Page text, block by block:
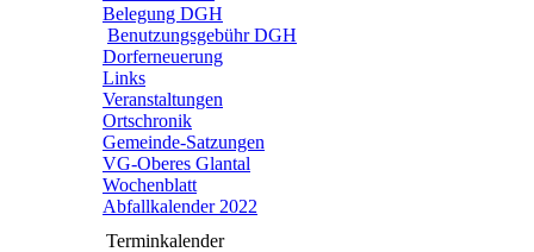
Belegung DGH
Benutzungsgebühr DGH
Dorferneuerung
Links
Veranstaltungen
Ortschronik
Gemeinde-Satzungen
VG-Oberes Glantal
Wochenblatt
Abfallkalender 2022
Terminkalender